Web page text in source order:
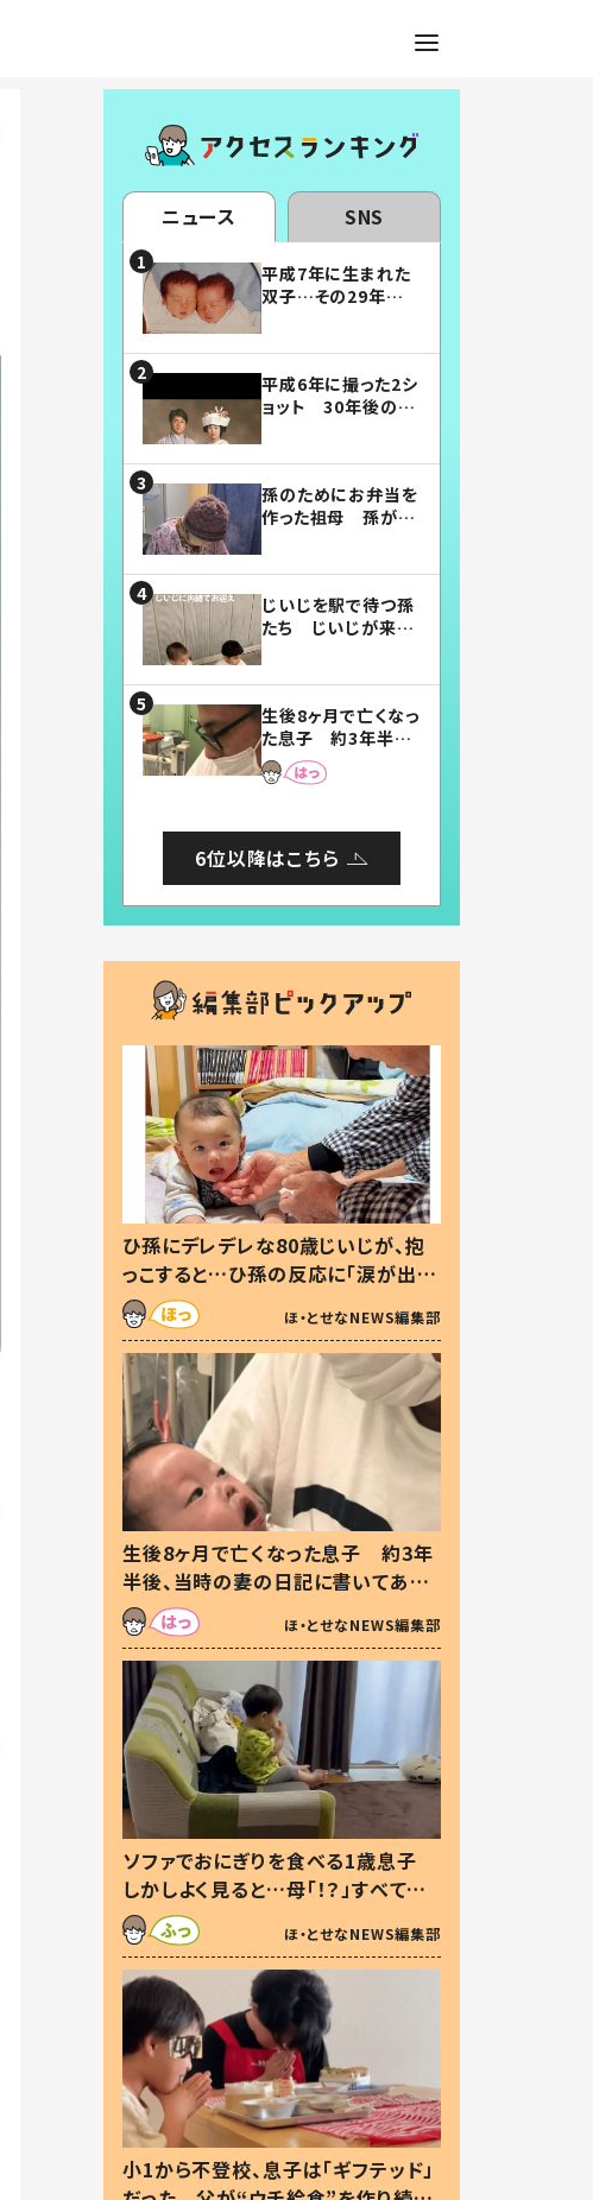
ニュース SNS
平成7年に生まれた
双子…その29年後
平成6年に撮った2シ
ョット 30年後の姿
孫のためにお弁当を
作った祖母 孫が絶
じいじを駅で待つ孫
たち じいじが来た
まらない」「幸せにな
れる」
生後8ヶ月で亡くなっ
た息子 約3年半
後、当時の妻の日記
に書いてあった本音
6位以降はこちら
ひ孫にデレデレな80歳じいじが、抱
っこすると…ひ孫の反応に「涙が出ま
した」「可愛くて仕方ない」
ほ・とせなNEWS編集部
生後8ヶ月で亡くなった息子 約3年
半後、当時の妻の日記に書いてあっ
た本音とは
ほ・とせなNEWS編集部
ソファでおにぎりを食べる1歳息子
しかしよく見ると…母「！？」すべてを
察した母の投稿に「可愛いから許
す！」「現行犯〜」
ほ・とせなNEWS編集部
小1から不登校、息子は「ギフテッド」